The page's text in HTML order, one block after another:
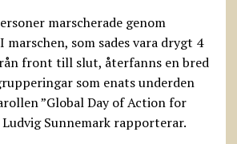
marscherade genom
marschen, som sades vara drygt 4
front till slut, återfanns en bred
som enats underden
”Global Day of Action for
Ludvig Sunnemark rapporterar.